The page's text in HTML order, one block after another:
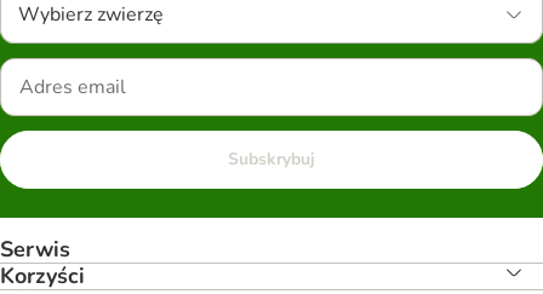
Wybierz zwierzę
Subskrybuj
Serwis
Korzyści